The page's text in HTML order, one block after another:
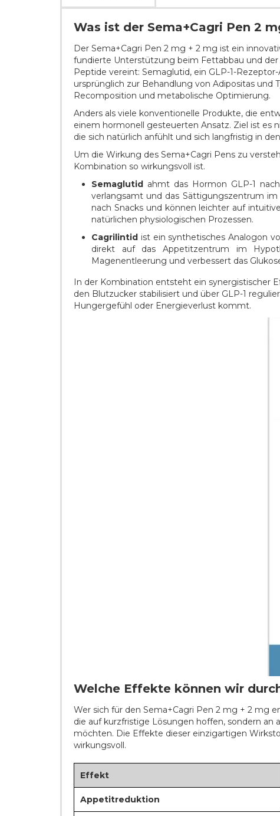
Was ist der Sema+Cagri Pen 2
Der Sema+Cagri Pen 2 mg + 2 mg ist ein
fundierte Unterstützung beim Fettabbau und
Peptide vereint: Semaglutid, ein GLP-1-
ursprünglich zur Behandlung von Adipositas
Recomposition und metabolische Optimierung.
Anders als viele konventionelle Produkte, die
einem hormonell gesteuerten Ansatz. Ziel ist es
die sich natürlich anfühlt und sich langfristig in
Um die Wirkung des Sema+Cagri Pens zu
Kombination so wirkungsvoll ist.
Semaglutid ahmt das Hormon GLP-1
verlangsamt und das Sättigungszentrum im
nach Snacks und können leichter auf
natürlichen physiologischen Prozessen.
Cagrilintid ist ein synthetisches Analogon
direkt auf das Appetitzentrum im
Magenentleerung und verbessert das
In der Kombination entsteht ein synergistischer
den Blutzucker stabilisiert und über GLP-1
Hungergefühl oder Energieverlust kommt.
Welche Effekte können wir
Wer sich für den Sema+Cagri Pen 2 mg + 2 mg
die auf kurzfristige Lösungen hoffen, sondern an
möchten. Die Effekte dieser einzigartigen
wirkungsvoll.
Effekt
Appetitreduktion